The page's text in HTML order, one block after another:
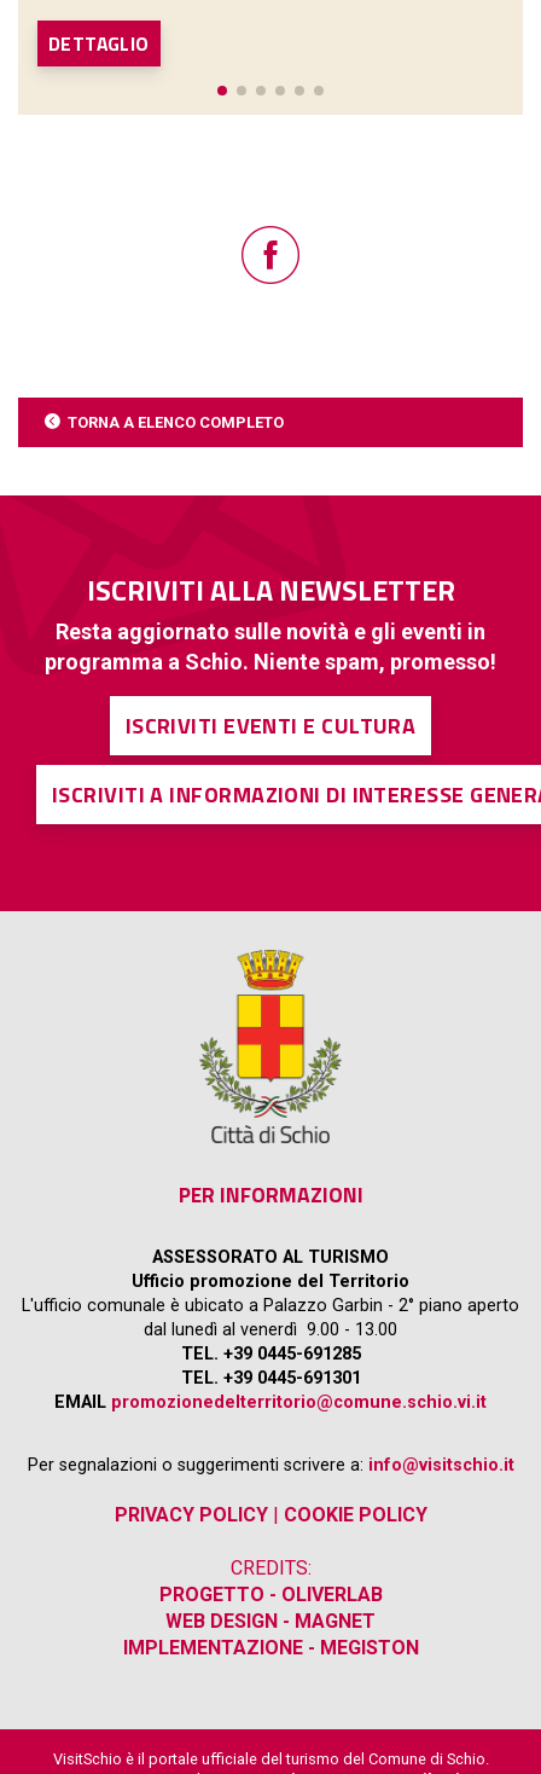
DETTAGLIO
TORNA A ELENCO COMPLETO
ISCRIVITI ALLA NEWSLETTER
Resta aggiornato sulle novità e gli eventi in
programma a Schio. Niente spam, promesso!
ISCRIVITI EVENTI E CULTURA
ISCRIVITI A INFORMAZIONI DI INTERESSE
PER INFORMAZIONI
ASSESSORATO AL TURISMO
Ufficio promozione del Territorio
L'ufficio comunale è ubicato a Palazzo Garbin - 2° piano aperto
dal lunedì al venerdì 9.00 - 13.00
TEL. +39 0445-691285
TEL. +39 0445-691301
EMAIL promozionedelterritorio@comune.schio.vi.it
Per segnalazioni o suggerimenti scrivere a: info@visitschio.it
PRIVACY POLICY| COOKIE POLICY
CREDITS:
PROGETTO - OLIVERLAB
WEB DESIGN - MAGNET
IMPLEMENTAZIONE - MEGISTON
VisitSchio è il portale ufficiale del turismo del Comune di Schio.